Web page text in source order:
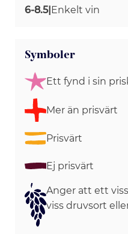
6-8.5|Enkelt vin
Symboler
Ett fynd i sin
Mer än prisvärt
Prisvärt
Ej prisvärt
Anger att ett
viss druvsort